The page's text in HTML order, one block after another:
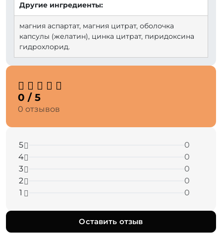
Другие ингредиенты:
магния аспартат, магния цитрат, оболочка
капсулы (желатин), цинка цитрат, пиридоксина
гидрохлорид.
0 / 5
0 отзывов
5
0
4
0
3
0
2
0
1
0
Оставить отзыв